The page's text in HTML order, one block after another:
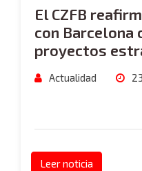
El CZFB
con Barcelona
proyectos
Actualidad
Leer noticia